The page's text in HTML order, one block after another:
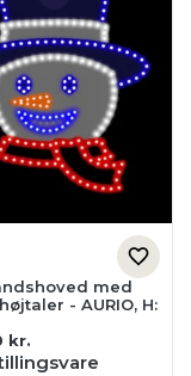
med
- AURIO, H:
kr.